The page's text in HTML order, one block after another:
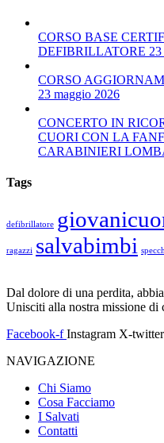
CORSO BASE
DEFIBRILLATORE 23
CORSO
23 maggio 2026
CONCERTO IN
CUORI CON LA
CARABINIERI
Tags
defibrillatore
ragazzi salvabimbi
Dal dolore di una perdita,
Unisciti alla nostra missione di
Facebook-f Instagram X-twitter
NAVIGAZIONE
Chi Siamo
Cosa Facciamo
I Salvati
Contatti